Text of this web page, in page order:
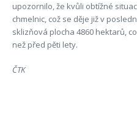
upozornilo, že kvůli obtížné
chmelnic, což se děje již v
sklizňová plocha 4860 hektarů,
než před pěti lety.
ČTK